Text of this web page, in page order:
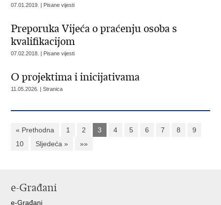
07.01.2019. | Pisane vijesti
Preporuka Vijeća o praćenju osoba s
kvalifikacijom
07.02.2018. | Pisane vijesti
O projektima i inicijativama
11.05.2026. | Stranica
« Prethodna 1 2 3 4 5 6 7 8
9
10
Sljedeća » »»
e-Građani
e-Građani